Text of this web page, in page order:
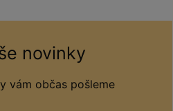
novinky
vám občas pošleme